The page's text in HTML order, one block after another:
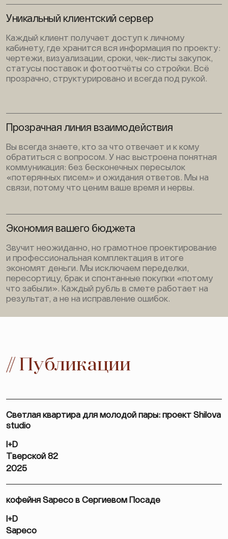
Уникальный клиентский сервер
Каждый клиент получает доступ к личному
кабинету, где хранится вся информация по проекту:
чертежи, визуализации, сроки, чек-листы закупок,
статусы поставок и фотоотчёты со стройки. Всё
прозрачно, структурировано и всегда под рукой.
Прозрачная линия взаимодействия
Вы всегда знаете, кто за что отвечает и к кому
обратиться с вопросом. У нас выстроена понятная
коммуникация: без бесконечных пересылок
«потерянных писем» и ожидания ответов. Мы на
связи, потому что ценим ваше время и нервы.
Экономия вашего бюджета
Звучит неожиданно, но грамотное проектирование
и профессиональная комплектация в итоге
экономят деньги. Мы исключаем переделки,
пересортицу, брак и спонтанные покупки «потому
что забыли». Каждый рубль в смете работает на
результат, а не на исправление ошибок.
// Публикации
Светлая квартира для молодой пары: проект Shilova
studio
I+D
Тверской 82
2025
кофейня Sapeco в Сергиевом Посаде
I+D
Sapeco